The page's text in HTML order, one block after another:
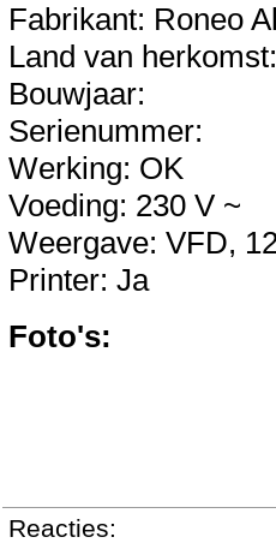
Fabrikant: Roneo
Land van
Bouwjaar:
Serienummer:
Werking: OK
Voeding: 230 V ~
Weergave: VFD,
Printer: Ja
Foto's:
Reacties: